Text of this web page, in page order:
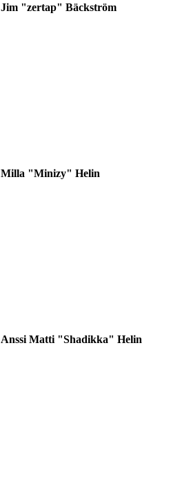
Jim "zertap" Bäckström
Milla "Minizy" Helin
Anssi Matti "Shadikka" Helin